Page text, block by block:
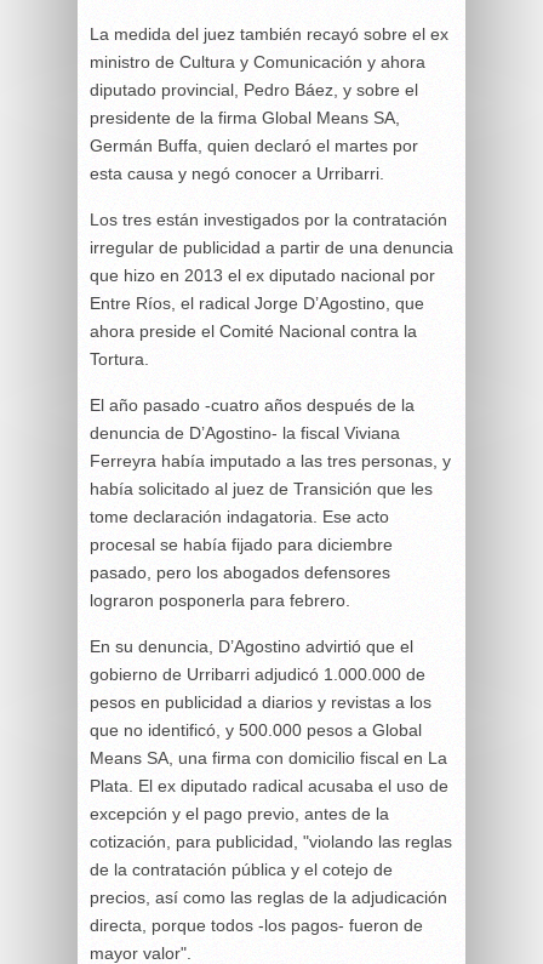
La medida del juez también recayó sobre el ex
ministro de Cultura y Comunicación y ahora
diputado provincial, Pedro Báez, y sobre el
presidente de la firma Global Means SA,
Germán Buffa, quien declaró el martes por
esta causa y negó conocer a Urribarri.
Los tres están investigados por la contratación
irregular de publicidad a partir de una denuncia
que hizo en 2013 el ex diputado nacional por
Entre Ríos, el radical Jorge D’Agostino, que
ahora preside el Comité Nacional contra la
Tortura.
El año pasado -cuatro años después de la
denuncia de D’Agostino- la fiscal Viviana
Ferreyra había imputado a las tres personas, y
había solicitado al juez de Transición que les
tome declaración indagatoria. Ese acto
procesal se había fijado para diciembre
pasado, pero los abogados defensores
lograron posponerla para febrero.
En su denuncia, D’Agostino advirtió que el
gobierno de Urribarri adjudicó 1.000.000 de
pesos en publicidad a diarios y revistas a los
que no identificó, y 500.000 pesos a Global
Means SA, una firma con domicilio fiscal en La
Plata. El ex diputado radical acusaba el uso de
excepción y el pago previo, antes de la
cotización, para publicidad, "violando las reglas
de la contratación pública y el cotejo de
precios, así como las reglas de la adjudicación
directa, porque todos -los pagos- fueron de
mayor valor".